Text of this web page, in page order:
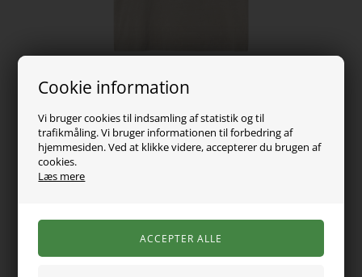
Cookie information
Vi bruger cookies til indsamling af statistik og til
trafikmåling. Vi bruger informationen til forbedring af
hjemmesiden. Ved at klikke videre, accepterer du brugen af
cookies.
Læs mere
119,00